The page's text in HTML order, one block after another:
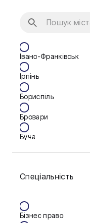
Івано-Франківськ
Ірпінь
Бориспіль
Бровари
Буча
Васильків
Дніпро
Спеціальність
Бізнес право